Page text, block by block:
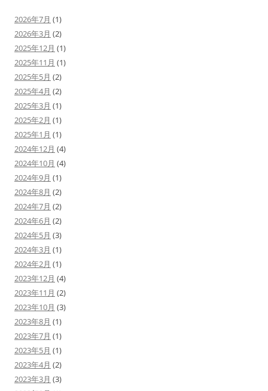
2026年7月 (1)
2026年3月 (2)
2025年12月 (1)
2025年11月 (1)
2025年5月 (2)
2025年4月 (2)
2025年3月 (1)
2025年2月 (1)
2025年1月 (1)
2024年12月 (4)
2024年10月 (4)
2024年9月 (1)
2024年8月 (2)
2024年7月 (2)
2024年6月 (2)
2024年5月 (3)
2024年3月 (1)
2024年2月 (1)
2023年12月 (4)
2023年11月 (2)
2023年10月 (3)
2023年8月 (1)
2023年7月 (1)
2023年5月 (1)
2023年4月 (2)
2023年3月 (3)